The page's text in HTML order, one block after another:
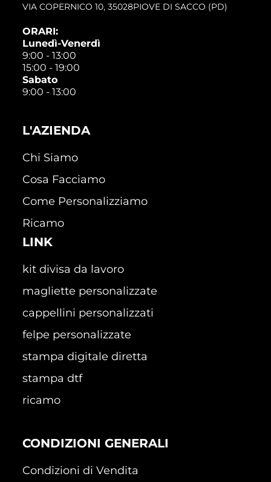
VIA COPERNICO 10, 35028PIOVE DI SACCO (PD)
ORARI:
Lunedì-Venerdì
9:00 - 13:00
15:00 - 19:00
Sabato
9:00 - 13:00
L'AZIENDA
Chi Siamo
Cosa Facciamo
Come Personalizziamo
Ricamo
LINK
kit divisa da lavoro
magliette personalizzate
cappellini personalizzati
felpe personalizzate
stampa digitale diretta
stampa dtf
ricamo
CONDIZIONI GENERALI
Condizioni di Vendita